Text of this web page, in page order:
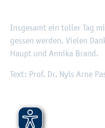
Ins­ge­samt ein tol­ler Tag
ges­sen wer­den. Vie­len
Haupt und An­ni­ka Brand.
Text: Prof. Dr. Nyls Arne